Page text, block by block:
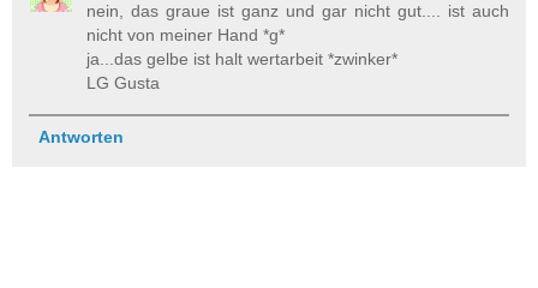
nein, das graue ist ganz und gar nicht gut.... ist auch
nicht von meiner Hand *g*
ja...das gelbe ist halt wertarbeit *zwinker*
LG Gusta
Antworten